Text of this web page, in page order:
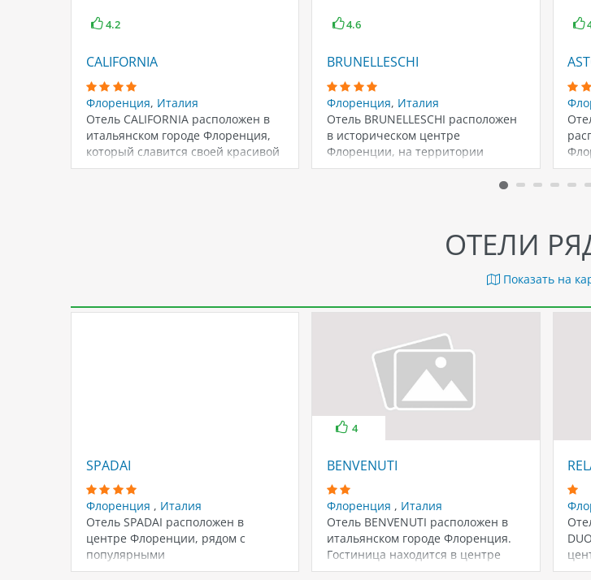
4.2
CALIFORNIA
Флоренция, Италия
Отель CALIFORNIA расположен в
итальянском городе Флоренция,
который славится своей красивой
архитектурой, музеями и духом…
4.6
BRUNELLESCHI
Флоренция, Италия
Отель BRUNELLESCHI расположен
в историческом центре
Флоренции, на территории
бывшего монастыря XII века. Он
ОТЕЛИ
Показать на
SPADAI
Флоренция , Италия
Отель SPADAI расположен в
центре Флоренции, рядом с
популярными
достопримечательностями,
4
BENVENUTI
Флоренция , Италия
Отель BENVENUTI расположен в
итальянском городе Флоренция.
Гостиница находится в центре
города, что обеспечивает